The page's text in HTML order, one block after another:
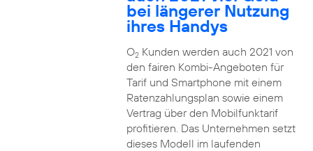
bei längerer Nutzung
ihres Handys
O2Kunden werden auch 2021 von
den fairen Kombi-Angeboten für
Tarif und Smartphone mit einem
Ratenzahlungsplan sowie einem
Vertrag über den Mobilfunktarif
profitieren. Das Unternehmen setzt
dieses Modell im laufenden